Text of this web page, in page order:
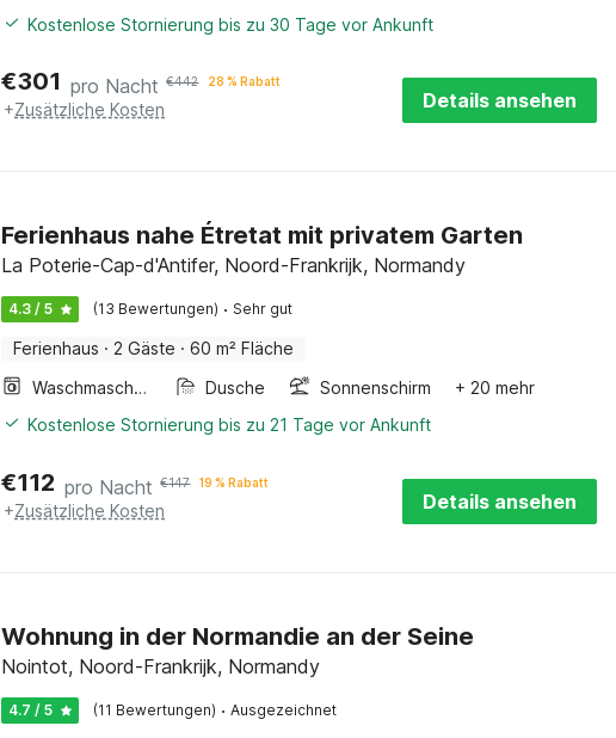
Kostenlose Stornierung bis zu 30 Tage vor Ankunft
€301 pro Nacht €442 28 % Rabatt
+Zusätzliche Kosten Details ansehen
Ferienhaus nahe Étretat mit privatem Garten
La Poterie-Cap-d'Antifer, Noord-Frankrijk, Normandy
4.3 / 5 (13 Bewertungen) · Sehr gut
Ferienhaus · 2 Gäste · 60 m² Fläche
Waschmaschine
Dusche Sonnenschirm
+ 20 mehr
Kostenlose Stornierung bis zu 21 Tage vor Ankunft
€112 pro Nacht €147 19 % Rabatt
+Zusätzliche Kosten Details ansehen
Wohnung in der Normandie an der Seine
Nointot, Noord-Frankrijk, Normandy
4.7 / 5 (11 Bewertungen) · Ausgezeichnet